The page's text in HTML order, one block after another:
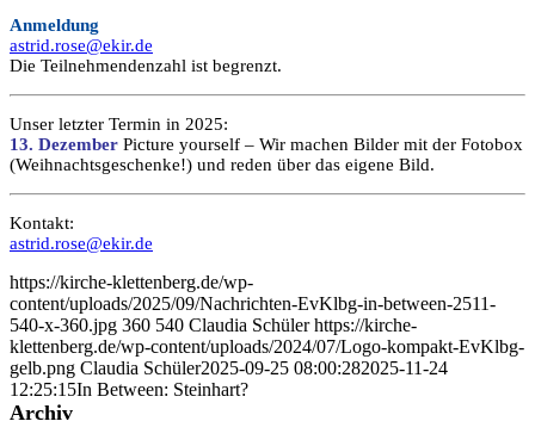
Anmeldung
astrid.rose@ekir.de
Die Teilnehmendenzahl ist begrenzt.
Unser letzter Termin in 2025:
13. Dezember Picture yourself – Wir machen Bilder mit der Fotobox
(Weihnachtsgeschenke!) und reden über das eigene Bild.
Kontakt:
astrid.rose@ekir.de
https://kirche-klettenberg.de/wp-
content/uploads/2025/09/Nachrichten-EvKlbg-in-between-2511-
540-x-360.jpg 360 540 Claudia Schüler https://kirche-
klettenberg.de/wp-content/uploads/2024/07/Logo-kompakt-EvKlbg-
gelb.png Claudia Schüler2025-09-25 08:00:282025-11-24
12:25:15In Between: Steinhart?
Archiv